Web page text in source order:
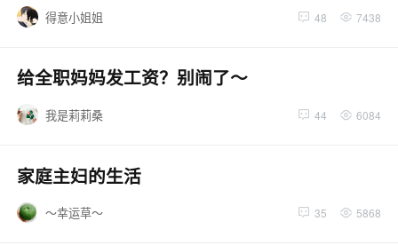
得意小姐姐 48 7438
给全职妈妈发工资？别闹了～
我是莉莉桑 44 6084
家庭主妇的生活
～幸运草～ 35 5868